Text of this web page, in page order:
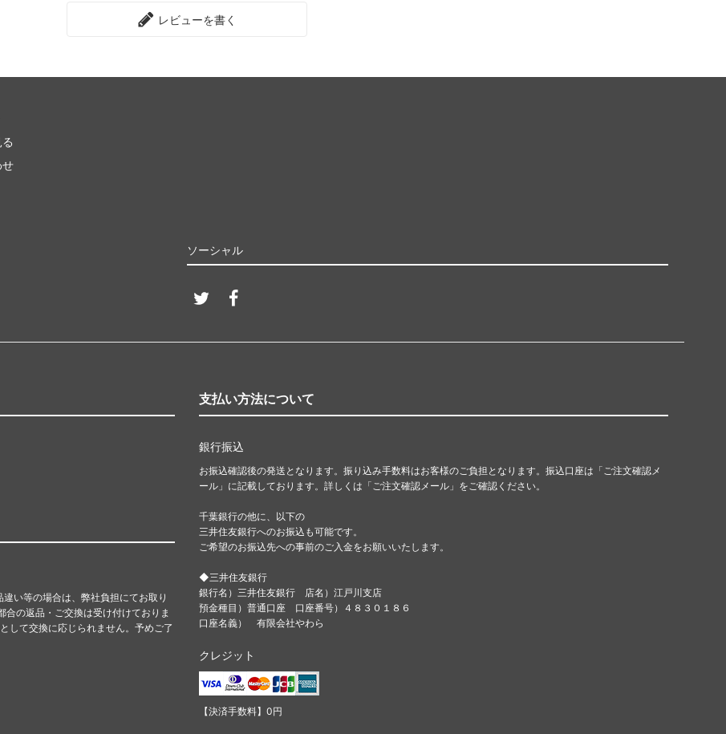
レビューを書く
せ
ソーシャル
い等の場合は、弊社負担にてお取り
の返品・ご交換は受け付けておりま
して交換に応じられません。予めご了
支払い方法について
銀行振込
お振込確認後の発送となります。振り込み手数料はお客様のご負担となります。振込口座は「ご注文確認メ
ール」に記載しております。詳しくは「ご注文確認メール」をご確認ください。
千葉銀行の他に、以下の
三井住友銀行へのお振込も可能です。
ご希望のお振込先への事前のご入金をお願いいたします。
◆三井住友銀行
銀行名）三井住友銀行 店名）江戸川支店
預金種目）普通口座 口座番号）４８３０１８６
口座名義） 有限会社やわら
クレジット
【決済手数料】0円